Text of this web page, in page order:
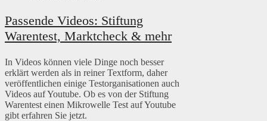
Passende Videos: Stiftung
Warentest, Marktcheck & mehr
In Videos können viele Dinge noch besser
erklärt werden als in reiner Textform, daher
veröffentlichen einige Testorganisationen auch
Videos auf Youtube. Ob es von der Stiftung
Warentest einen Mikrowelle Test auf Youtube
gibt erfahren Sie jetzt.